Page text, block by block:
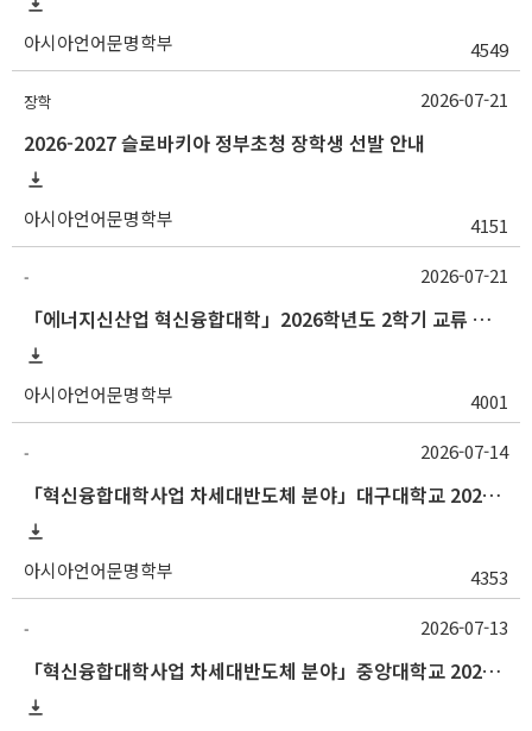
아시아언어문명학부 4549
장학
2026-2027 슬로바키아 정부초청 장학생 선발 안내
아시아언어문명학부 4151
2026-07-21
-
「에너지신산업 혁신융합대학」2026학년도 2학기 교류 수학 안내 (한양대)
아시아언어문명학부 4001
2026-07-21
-
「혁신융합대학사업 차세대반도체 분야」대구대학교 2026-2학기 교류수학 안내
아시아언어문명학부 4353
2026-07-14
-
「혁신융합대학사업 차세대반도체 분야」중앙대학교 2026학년도 2학기 교류 수학 안내
2026-07-13